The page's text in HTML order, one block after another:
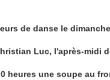
de danse le
Luc, l'après-midi
heures une soupe au